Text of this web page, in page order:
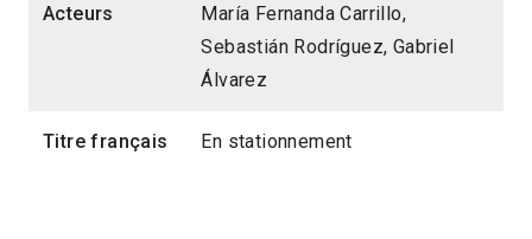
Acteurs
María Fernanda Carrillo,
Sebastián Rodríguez, Gabriel
Álvarez
Titre français En stationnement